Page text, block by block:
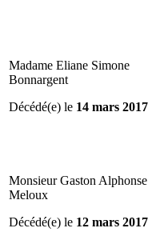
Madame Eliane Simone
Bonnargent
Décédé(e) le 14 mars 2017
Monsieur Gaston Alphonse
Meloux
Décédé(e) le 12 mars 2017